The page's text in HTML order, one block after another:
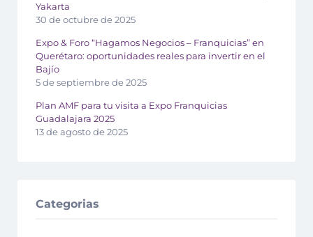
Yakarta
30 de octubre de 2025
Expo & Foro “Hagamos Negocios – Franquicias” en
Querétaro: oportunidades reales para invertir en el
Bajío
5 de septiembre de 2025
Plan AMF para tu visita a Expo Franquicias
Guadalajara 2025
13 de agosto de 2025
Categorias